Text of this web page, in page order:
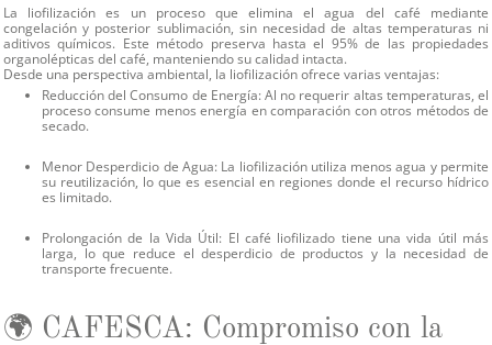
La liofilización es un proceso que elimina el agua del café mediante
congelación y posterior sublimación, sin necesidad de altas temperaturas ni
aditivos químicos. Este método preserva hasta el 95% de las propiedades
organolépticas del café, manteniendo su calidad intacta.
Desde una perspectiva ambiental, la liofilización ofrece varias ventajas:
Reducción del Consumo de Energía: Al no requerir altas temperaturas, el
proceso consume menos energía en comparación con otros métodos de
secado.
Menor Desperdicio de Agua: La liofilización utiliza menos agua y permite
su reutilización, lo que es esencial en regiones donde el recurso hídrico
es limitado.
Prolongación de la Vida Útil: El café liofilizado tiene una vida útil más
larga, lo que reduce el desperdicio de productos y la necesidad de
transporte frecuente.
🌍 CAFESCA: Compromiso con la